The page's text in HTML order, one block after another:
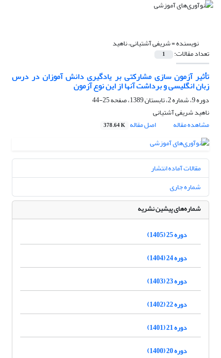
نویسنده =شریفی آشتیانی، ناهید
تعداد مقالات: 1
تأثیر آزمون سازی مشارکتی بر یادگیری دانش آموزان در درس
زبان انگلیسی و برداشت آنها از این نوع آزمون
دوره 9، شماره 2، تابستان 1389، صفحه
25-44
ناهید شریفی آشتیانی
مشاهده مقاله
اصل مقاله 378.64 K
مقالات آماده انتشار
شماره جاری
شماره‌های پیشین نشریه
دوره 25 (1405)
دوره 24 (1404)
دوره 23 (1403)
دوره 22 (1402)
دوره 21 (1401)
دوره 20 (1400)